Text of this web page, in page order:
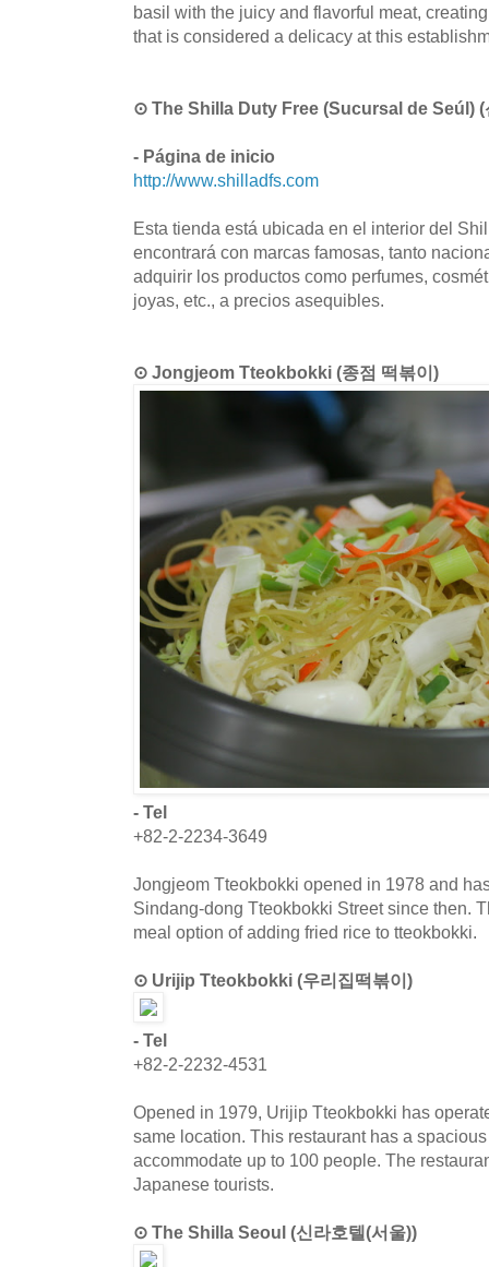
basil with the juicy and flavorful meat,
that is considered a delicacy at this
⊙ The Shilla Duty Free (Sucursal de Seúl) (
- Página de inicio
http://www.shilladfs.com
Esta tienda está ubicada en el interior del
encontrará con marcas famosas, tanto
adquirir los productos como perfumes,
joyas, etc., a precios asequibles.
⊙ Jongjeom Tteokbokki (종점 떡볶이)
- Tel
+82-2-2234-3649
Jongjeom Tteokbokki opened in 1978 and
Sindang-dong Tteokbokki Street since then.
meal option of adding fried rice to tteokbokki.
⊙ Urijip Tteokbokki (우리집떡볶이)
- Tel
+82-2-2232-4531
Opened in 1979, Urijip Tteokbokki has
same location. This restaurant has a
accommodate up to 100 people. The
Japanese tourists.
⊙ The Shilla Seoul (신라호텔(서울))